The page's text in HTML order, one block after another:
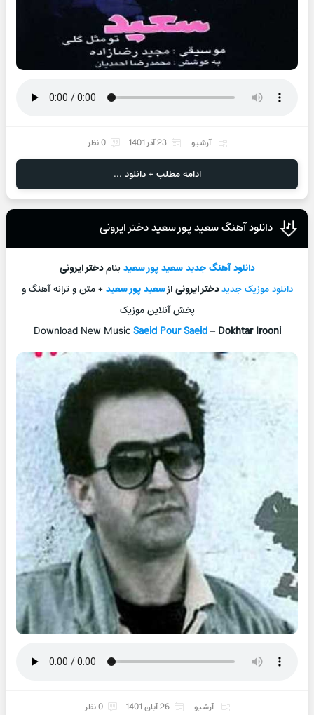
آرشیو 23 آذر 1401 0 نظر
ادامه مطلب + دانلود ...
دانلود آهنگ سعید پور سعید دختر ایرونی
دانلود آهنگ جدیدسعید پور سعیدبنامدختر ایرونی
دانلود موزیک جدیددختر ایرونیازسعید پور سعید+ متن و ترانه آهنگ و
پخش آنلاین موزیک
Download New MusicSaeid Pour Saeid– Dokhtar Irooni
آرشیو 26 آبان 1401 0 نظر